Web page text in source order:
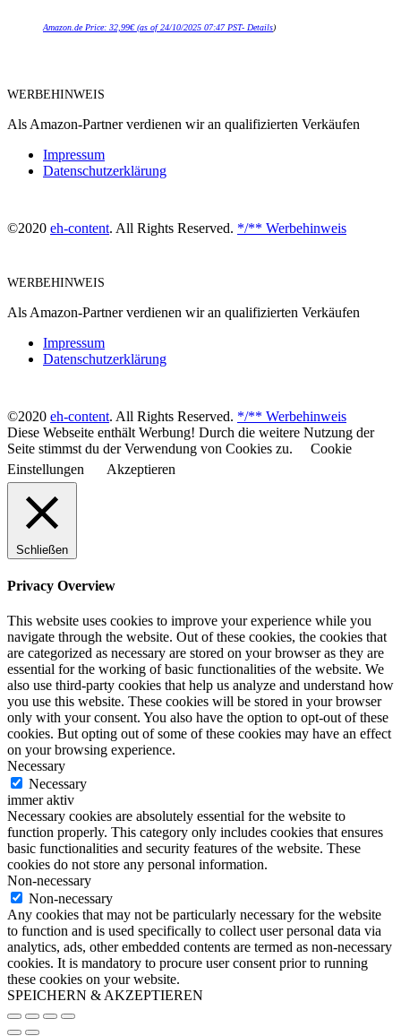
Amazon.de Price: 32,99€(as of 24/10/2025 07:47 PST- Details)
WERBEHINWEIS
Als Amazon-Partner verdienen wir an qualifizierten Verkäufen
Impressum
Datenschutzerklärung
©2020 eh-content. All Rights Reserved. */** Werbehinweis
WERBEHINWEIS
Als Amazon-Partner verdienen wir an qualifizierten Verkäufen
Impressum
Datenschutzerklärung
©2020 eh-content. All Rights Reserved. */** Werbehinweis
Diese Webseite enthält Werbung! Durch die weitere Nutzung der
Seite stimmst du der Verwendung von Cookies zu.
Cookie
Einstellungen
Akzeptieren
Schließen
Privacy Overview
This website uses cookies to improve your experience while you
navigate through the website. Out of these cookies, the cookies that
are categorized as necessary are stored on your browser as they are
essential for the working of basic functionalities of the website. We
also use third-party cookies that help us analyze and understand how
you use this website. These cookies will be stored in your browser
only with your consent. You also have the option to opt-out of these
cookies. But opting out of some of these cookies may have an effect
on your browsing experience.
Necessary
Necessary
immer aktiv
Necessary cookies are absolutely essential for the website to
function properly. This category only includes cookies that ensures
basic functionalities and security features of the website. These
cookies do not store any personal information.
Non-necessary
Non-necessary
Any cookies that may not be particularly necessary for the website
to function and is used specifically to collect user personal data via
analytics, ads, other embedded contents are termed as non-necessary
cookies. It is mandatory to procure user consent prior to running
these cookies on your website.
SPEICHERN & AKZEPTIEREN